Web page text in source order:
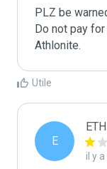
PLZ be
Do not pay
Athlonite.
Utile
E
il y